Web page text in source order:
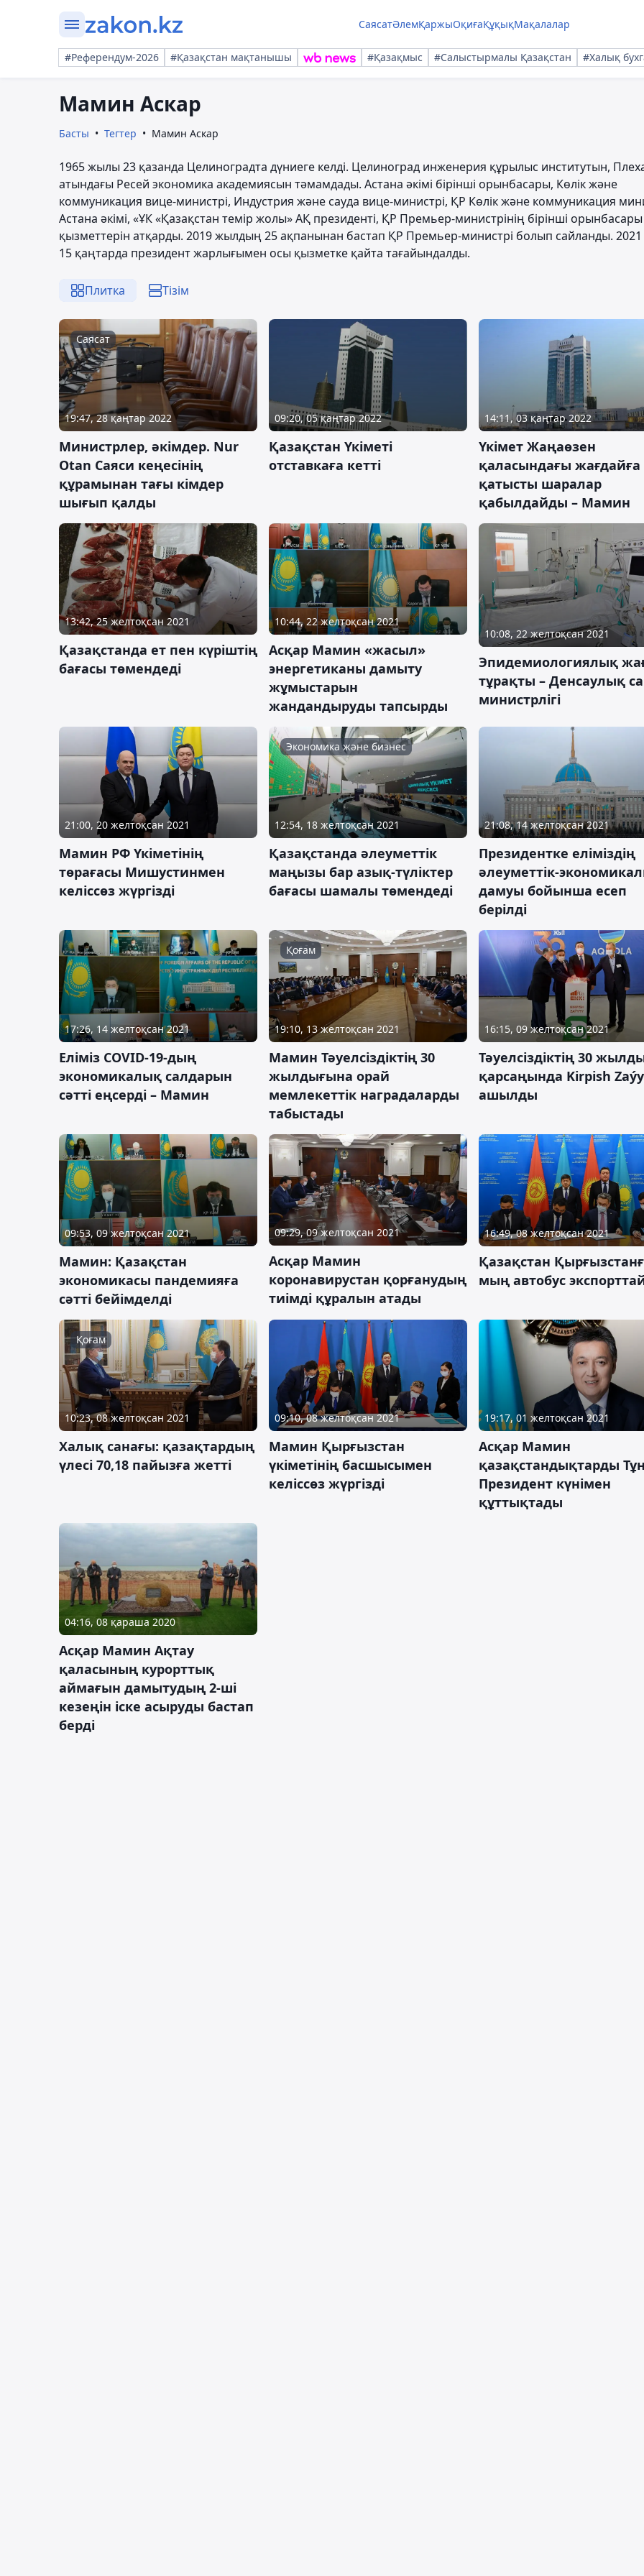
СаясатӘлемҚаржыОқиғаҚұқықМақалалар
#Референдум-2026 #Қазақстан мақтанышы #Қазақмыс #Салыстырмалы Қазақстан #Халық
Мамин Аскар
Басты Тегтер Мамин Аскар
1965 жылы 23 қазанда Целиноградта дүниеге келді. Целиноград инженерия құрылыс институтын,
атындағы Ресей экономика академиясын тәмамдады. Астана әкімі бірінші орынбасары, Көлік және
коммуникация вице-министрі, Индустрия және сауда вице-министрі, ҚР Көлік және коммуникация
Астана әкімі, «ҰК «Қазақстан темір жолы» АҚ президенті, ҚР Премьер-министрінің бірінші орынбасары
қызметтерін атқарды. 2019 жылдың 25 ақпанынан бастап ҚР Премьер-министрі болып сайланды.
15 қаңтарда президент жарлығымен осы қызметке қайта тағайындалды.
Плитка Тізім
Саясат
19:47, 28 қаңтар 2022
Министрлер, әкімдер. Nur
Otan Саяси кеңесінің
құрамынан тағы кімдер
шығып қалды
09:20, 05 қаңтар 2022
Қазақстан Үкіметі
отставкаға кетті
14:11, 03 қаңтар 2022
Үкімет Жаңаөзен
қаласындағы жағдайға
қатысты шаралар
қабылдайды – Мамин
13:42, 25 желтоқсан 2021
Қазақстанда ет пен күріштің
бағасы төмендеді
10:44, 22 желтоқсан 2021
Асқар Мамин «жасыл»
энергетиканы дамыту
жұмыстарын
жандандыруды тапсырды
10:08, 22 желтоқсан 2021
Эпидемиологиялық
тұрақты – Денсаулық
министрлігі
21:00, 20 желтоқсан 2021
Мамин РФ Үкіметінің
төрағасы Мишустинмен
келіссөз жүргізді
Экономика және бизнес
12:54, 18 желтоқсан 2021
Қазақстанда әлеуметтік
маңызы бар азық-түліктер
бағасы шамалы төмендеді
21:08, 14 желтоқсан 2021
Президентке еліміздің
әлеуметтік-
дамуы бойынша есеп
берілді
17:26, 14 желтоқсан 2021
Еліміз COVID-19-дың
экономикалық салдарын
сәтті еңсерді – Мамин
Қоғам
19:10, 13 желтоқсан 2021
Мамин Тәуелсіздіктің 30
жылдығына орай
мемлекеттік наградаларды
табыстады
16:15, 09 желтоқсан 2021
Тәуелсіздіктің 30
қарсаңында Kirpish
ашылды
09:53, 09 желтоқсан 2021
Мамин: Қазақстан
экономикасы пандемияға
сәтті бейімделді
09:29, 09 желтоқсан 2021
Асқар Мамин
коронавирустан қорғанудың
тиімді құралын атады
16:49, 08 желтоқсан 2021
Қазақстан
мың автобус
Қоғам
10:23, 08 желтоқсан 2021
Халық санағы: қазақтардың
үлесі 70,18 пайызға жетті
09:10, 08 желтоқсан 2021
Мамин Қырғызстан
үкіметінің басшысымен
келіссөз жүргізді
19:17, 01 желтоқсан 2021
Асқар Мамин
қазақстандықтарды
Президент күнімен
құттықтады
04:16, 08 қараша 2020
Асқар Мамин Ақтау
қаласының курорттық
аймағын дамытудың 2-ші
кезеңін іске асыруды бастап
берді